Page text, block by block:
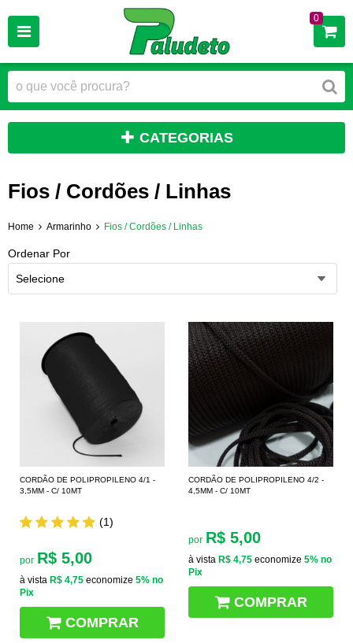
0
CATEGORIAS
Fios / Cordões / Linhas
Home Armarinho Fios / Cordões / Linhas
Ordenar Por
Selecione
CORDÃO DE POLIPROPILENO 4/1 -
3,5MM - C/ 10MT
(1)
por R$ 5,00
à vista R$ 4,75 economize 5% no
Pix
COMPRAR
CORDÃO DE POLIPROPILENO 4/2 -
4,5MM - C/ 10MT
por R$ 5,00
à vista R$ 4,75 economize 5% no
Pix
COMPRAR